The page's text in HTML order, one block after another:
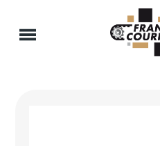
Panneau de gestion des cookies